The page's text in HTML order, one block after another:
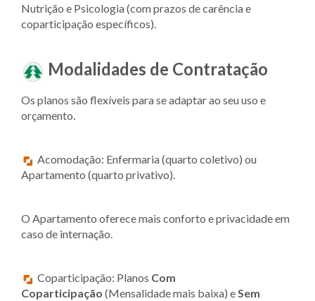
Nutrição e Psicologia (com prazos de carência e
coparticipação específicos).
Modalidades de Contratação
Os planos são flexíveis para se adaptar ao seu uso e
orçamento.
Acomodação: Enfermaria (quarto coletivo) ou
Apartamento (quarto privativo).
O Apartamento oferece mais conforto e privacidade em
caso de internação.
Coparticipação: Planos Com
Coparticipação (Mensalidade mais baixa) eSem